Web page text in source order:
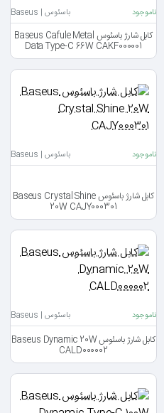
ناموجود باسئوس | Baseus
کابل شارژ باسئوس Baseus Cafule Metal
Data Type-C 66W CAKF000001
ناموجود باسئوس | Baseus
کابل شارژ باسئوس Baseus Crystal Shine
20W CAJY000301
ناموجود باسئوس | Baseus
کابل شارژ باسئوس Baseus Dynamic 20W
CALD000002